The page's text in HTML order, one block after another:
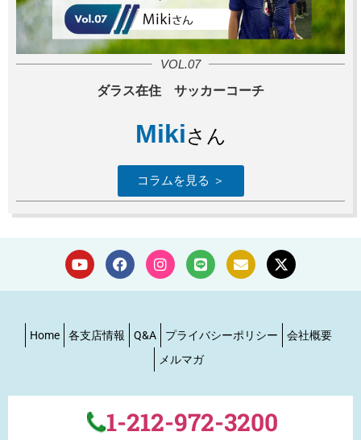
VOL.07
ダラス在住 サッカーコーチ
Mikiさん
コラムを見る ＞
Home 各支店情報 Q&A プライバシーポリシー
会社概要
メルマガ
1-212-972-3200